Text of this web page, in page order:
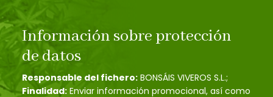
Información sobre protección
de datos
Responsable del fichero: BONSÁIS VIVEROS S.L.;
Finalidad: Enviar información promocional, así como